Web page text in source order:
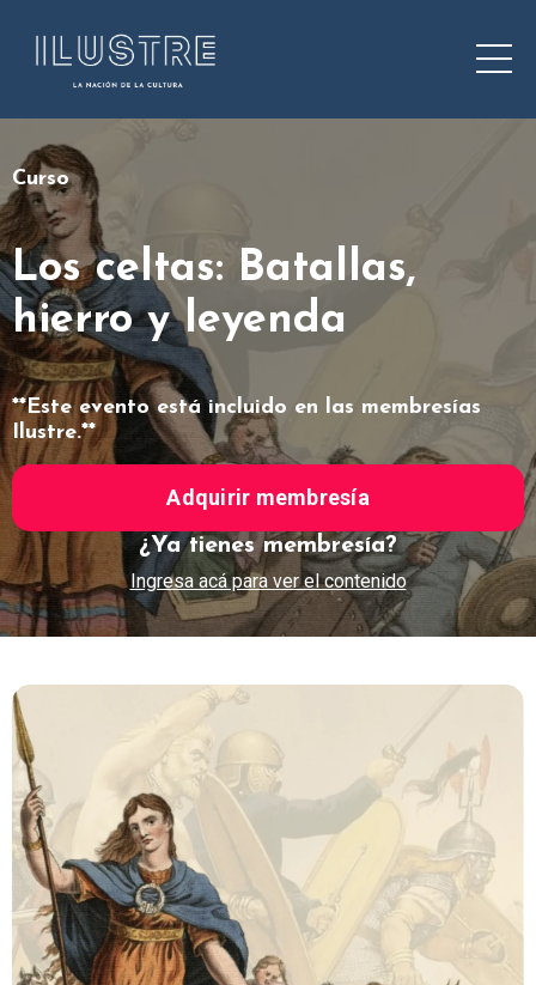
Curso
Los celtas: Batallas,
hierro y leyenda
**Este evento está incluido en las membresías
Ilustre.**
Adquirir membresía
¿Ya tienes membresía?
Ingresa acá para ver el contenido